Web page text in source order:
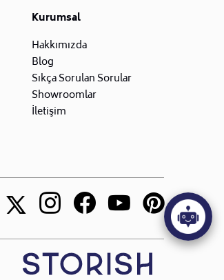
Kurumsal
Hakkımızda
Blog
Sıkça Sorulan Sorular
Showroomlar
İletişim